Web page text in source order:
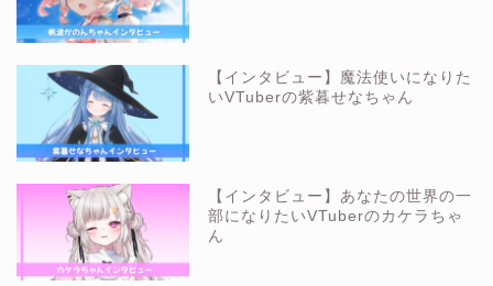
【インタビュー】魔法使いになりた
いVTuberの紫暮せなちゃん
【インタビュー】あなたの世界の一
部になりたいVTuberのカケラちゃ
ん